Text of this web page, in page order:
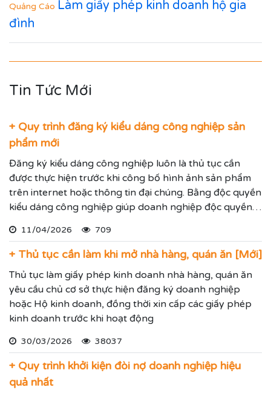
Quảng Cáo Làm giấy phép kinh doanh hộ gia
đình
Tin Tức Mới
+ Quy trình đăng ký kiểu dáng công nghiệp sản
phẩm mới
Đăng ký kiểu dáng công nghiệp luôn là thủ tục cần
được thực hiện trước khi công bố hình ảnh sản phẩm
trên internet hoặc thông tin đại chúng. Bằng độc quyền
kiểu dáng công nghiệp giúp doanh nghiệp độc quyền
hạn đến 15 năm.
11/04/2026 709
+ Thủ tục cần làm khi mở nhà hàng, quán ăn [Mới]
Thủ tục làm giấy phép kinh doanh nhà hàng, quán ăn
yêu cầu chủ cơ sở thực hiện đăng ký doanh nghiệp
hoặc Hộ kinh doanh, đồng thời xin cấp các giấy phép
kinh doanh trước khi hoạt động
30/03/2026 38037
+ Quy trình khởi kiện đòi nợ doanh nghiệp hiệu
quả nhất